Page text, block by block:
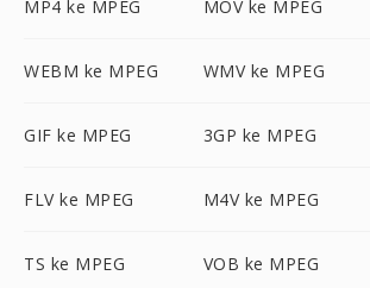
MP4 ke MPEG MOV ke MPEG
WEBM ke MPEG WMV ke MPEG
GIF ke MPEG 3GP ke MPEG
FLV ke MPEG M4V ke MPEG
TS ke MPEG VOB ke MPEG